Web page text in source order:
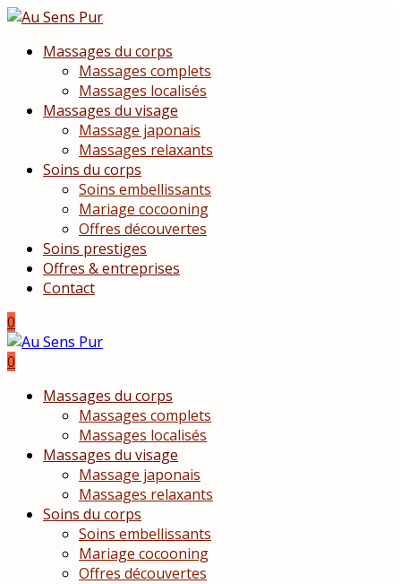
Massages du corps
Massages complets
Massages localisés
Massages du visage
Massage japonais
Massages relaxants
Soins du corps
Soins embellissants
Mariage cocooning
Offres découvertes
Soins prestiges
Offres & entreprises
Contact
0
0
Massages du corps
Massages complets
Massages localisés
Massages du visage
Massage japonais
Massages relaxants
Soins du corps
Soins embellissants
Mariage cocooning
Offres découvertes